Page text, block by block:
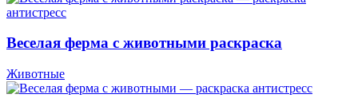
Веселая ферма с животными раскраска
Животные